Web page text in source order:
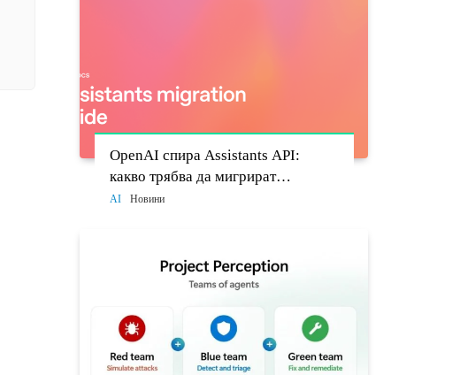
OpenAI спира Assistants API:
какво трябва да мигрират
разработчиците до 26 август
AI Новини